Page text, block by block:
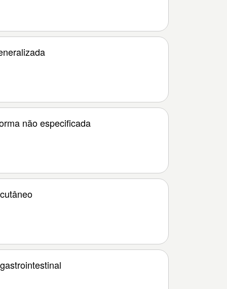
não especificada